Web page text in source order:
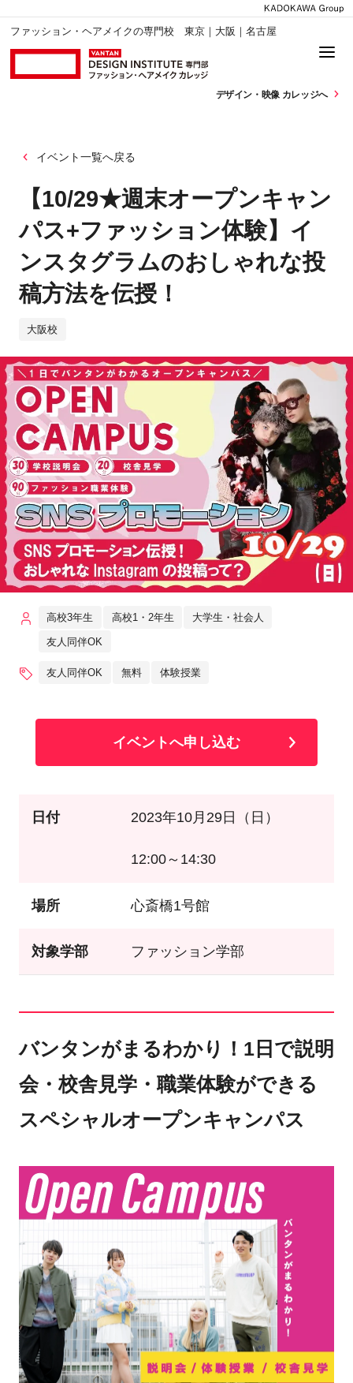
ファッション・ヘアメイクの専門校 東京｜大阪｜名古屋
デザイン・ 映像 カレッジへ
イベント一覧へ戻る
【10/29★週末オープンキャン
パス+ファッション体験】イ
ンスタグラムのおしゃれな投
稿方法を伝授！
大阪校
高校3年生 高校1・2年生 大学生・社会人
友人同伴OK
友人同伴OK 無料 体験授業
イベントへ申し込む
日付 2023年10月29日（日）
12:00～14:30
場所 心斎橋1号館
対象学部 ファッション学部
バンタンがまるわかり！1日で説明
会・校舎見学・職業体験ができる
スペシャルオープンキャンパス